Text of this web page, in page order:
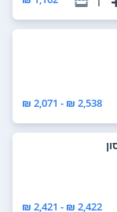
2,538 ₪ - 2,071 ₪
2,422 ₪ - 2,421 ₪